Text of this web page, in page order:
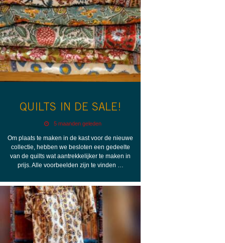
QUILTS IN DE SALE!
5 maanden geleden
Om plaats te maken in de kast voor de nieuwe
collectie, hebben we besloten een gedeelte
van de quilts wat aantrekkelijker te maken in
prijs. Alle voorbeelden zijn te vinden …